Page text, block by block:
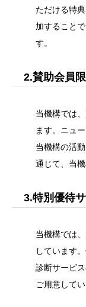
ただける特
加すること
す。
2.賛助会員
当機構では
ます。ニュ
当機構の活
通じて、当
3.特別優待
当機構では
しています
診断サービ
ご用意してい